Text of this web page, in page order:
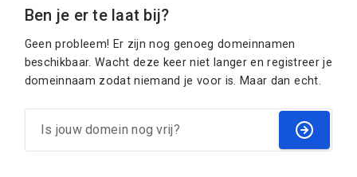
Ben je er te laat bij?
Geen probleem! Er zijn nog genoeg domeinnamen
beschikbaar. Wacht deze keer niet langer en registreer je
domeinnaam zodat niemand je voor is. Maar dan echt.